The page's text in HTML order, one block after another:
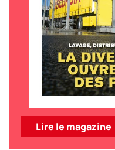
Lire le magazine